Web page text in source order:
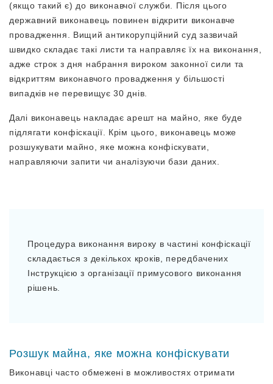
(якщо такий є) до виконавчої служби. Після цього
державний виконавець повинен відкрити виконавче
провадження. Вищий антикорупційний суд зазвичай
швидко складає такі листи та направляє їх на виконання,
адже строк з дня набрання вироком законної сили та
відкриттям виконавчого провадження у більшості
випадків не перевищує 30 днів.
Далі виконавець накладає арешт на майно, яке буде
підлягати конфіскації. Крім цього, виконавець може
розшукувати майно, яке можна конфіскувати,
направляючи запити чи аналізуючи бази даних.
Процедура виконання вироку в частині конфіскації
складається з декількох кроків, передбачених
Інструкцією з організації примусового виконання
рішень.
Розшук майна, яке можна конфіскувати
Виконавці часто обмежені в можливостях отримати